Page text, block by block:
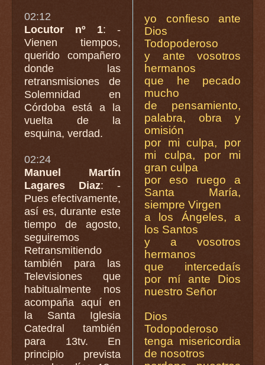
02:12
Locutor nº 1: -
Vienen tiempos,
querido compañero
donde las
retransmisiones de
Solemnidad en
Córdoba está a la
vuelta de la
esquina, verdad.
02:24
Manuel Martín
Lagares Diaz: -
Pues efectivamente,
así es, durante este
tiempo de agosto,
seguiremos
Retransmitiendo
también para las
Televisiones que
habitualmente nos
acompaña aquí en
la Santa Iglesia
Catedral también
para 13tv. En
principio prevista
yo confieso ante
Dios
Todopoderoso
y ante vosotros
hermanos
que he pecado
mucho
de pensamiento,
palabra, obra y
omisión
por mi culpa, por
mi culpa, por mi
gran culpa
por eso ruego a
Santa María,
siempre Virgen
a los Ángeles, a
los Santos
y a vosotros
hermanos
que intercedaís
por mí ante Dios
nuestro Señor
Dios
Todopoderoso
tenga misericordia
de nosotros